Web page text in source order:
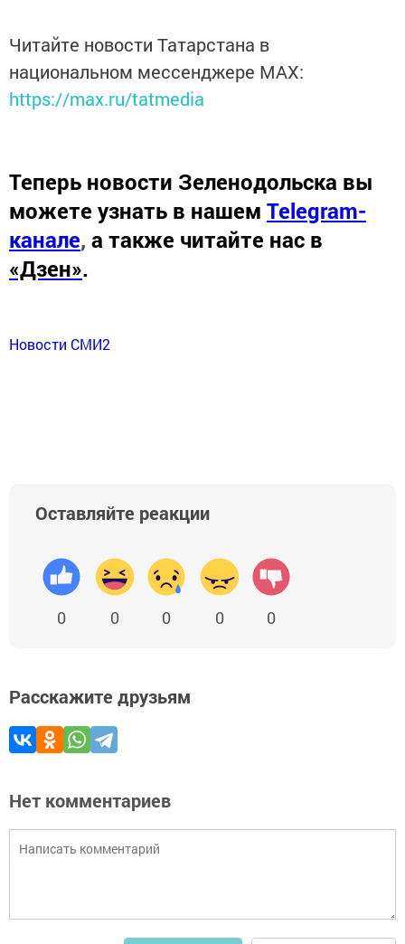
Читайте новости Татарстана в
национальном мессенджере MАХ:
https://max.ru/tatmedia
Теперь новости Зеленодольска вы
можете узнать в нашем Telegram-
канале, а также читайте нас в
«Дзен».
Новости СМИ2
Оставляйте реакции
0 0 0 0 0
Расскажите друзьям
Нет комментариев